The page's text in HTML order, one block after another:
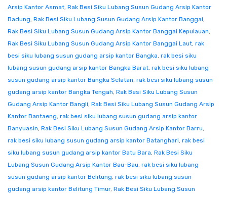
Arsip Kantor Asmat, Rak Besi Siku Lubang Susun Gudang Arsip Kantor
Badung, Rak Besi Siku Lubang Susun Gudang Arsip Kantor Banggai,
Rak Besi Siku Lubang Susun Gudang Arsip Kantor Banggai Kepulauan,
Rak Besi Siku Lubang Susun Gudang Arsip Kantor Banggai Laut, rak
besi siku lubang susun gudang arsip kantor Bangka, rak besi siku
lubang susun gudang arsip kantor Bangka Barat, rak besi siku lubang
susun gudang arsip kantor Bangka Selatan, rak besi siku lubang susun
gudang arsip kantor Bangka Tengah, Rak Besi Siku Lubang Susun
Gudang Arsip Kantor Bangli, Rak Besi Siku Lubang Susun Gudang Arsip
Kantor Bantaeng, rak besi siku lubang susun gudang arsip kantor
Banyuasin, Rak Besi Siku Lubang Susun Gudang Arsip Kantor Barru,
rak besi siku lubang susun gudang arsip kantor Batanghari, rak besi
siku lubang susun gudang arsip kantor Batu Bara, Rak Besi Siku
Lubang Susun Gudang Arsip Kantor Bau-Bau, rak besi siku lubang
susun gudang arsip kantor Belitung, rak besi siku lubang susun
gudang arsip kantor Belitung Timur, Rak Besi Siku Lubang Susun